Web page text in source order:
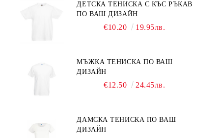
ДЕТСКА ТЕНИСКА С КЪС РЪКАВ
ПО ВАШ ДИЗАЙН
€10.20 19.95лв.
МЪЖКА ТЕНИСКА ПО ВАШ
ДИЗАЙН
€12.50 24.45лв.
ДАМСКА ТЕНИСКА ПО ВАШ
ДИЗАЙН